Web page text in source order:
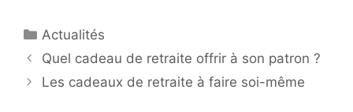
Catégories
Actualités
Navigation
des
Quel cadeau de retraite offrir à son patron ?
Les cadeaux de retraite à faire soi-même